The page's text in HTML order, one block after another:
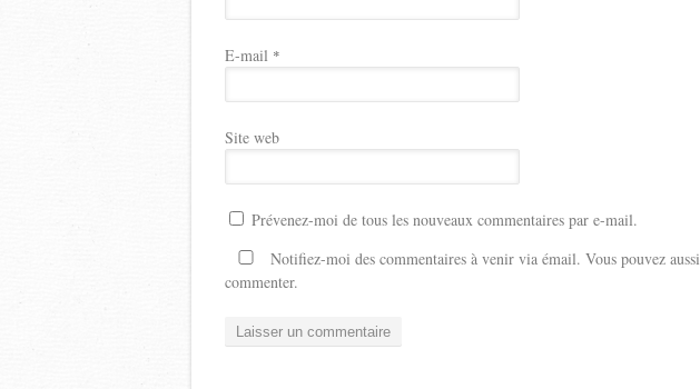
E-mail *
Site web
Prévenez-moi de tous les nouveaux commentaires par e-mail.
Notifiez-moi des commentaires à venir via émail. Vous pouvez aussi
commenter.